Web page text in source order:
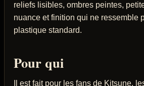
reliefs lisibles, ombres peintes,
nuance et finition qui ne ressemble
plastique standard.
Pour qui
Il est fait pour les fans de Kitsune,